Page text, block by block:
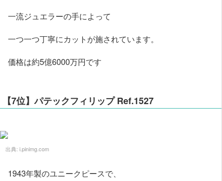
一流ジュエラーの手によって
一つ一つ丁寧にカットが施されています。
価格は約5億6000万円です
【7位】パテックフィリップ Ref.1527
出典: i.pinimg.com
1943年製のユニークピースで、